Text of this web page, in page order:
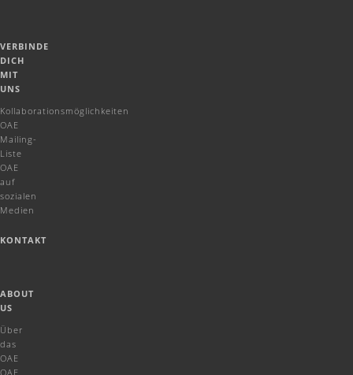
VERBINDE
DICH
MIT
UNS
Kollaborationsmöglichkeiten
OAE
Mailing-
Liste
OAE
auf
sozialen
Medien
KONTAKT
ABOUT
US
Über
das
OAE
OAE